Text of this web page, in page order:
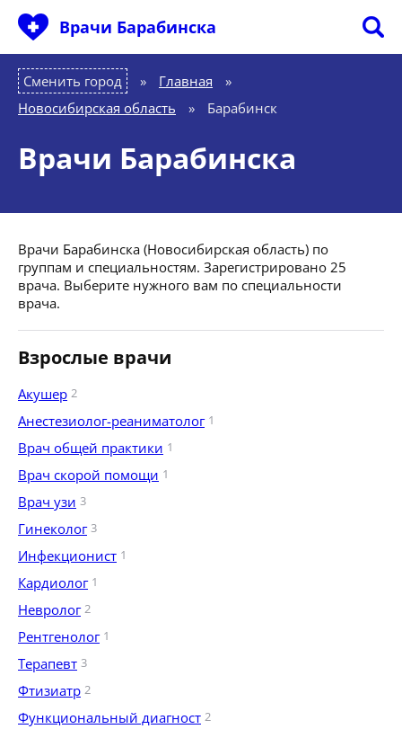
Врачи Барабинска
Сменить город Главная
»
Новосибирская область
» Барабинск
Врачи Барабинска
Врачи Барабинска (Новосибирская область) по
группам и специальностям. Зарегистрировано 25
врача. Выберите нужного вам по специальности
врача.
Взрослые врачи
Акушер 2
Анестезиолог-реаниматолог 1
Врач общей практики 1
Врач скорой помощи 1
Врач узи 3
Гинеколог 3
Инфекционист 1
Кардиолог 1
Невролог 2
Рентгенолог 1
Терапевт 3
Фтизиатр 2
Функциональный диагност 2